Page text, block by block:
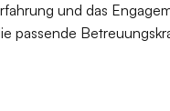
und das
passende